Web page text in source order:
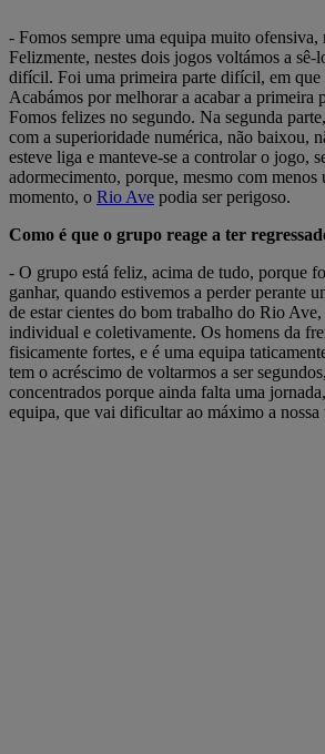
- Fomos sempre uma equipa muito ofensiva,
Felizmente, nestes dois jogos voltámos a
difícil. Foi uma primeira parte difícil, em que
Acabámos por melhorar a acabar a primeira
Fomos felizes no segundo. Na segunda
com a superioridade numérica, não baixou,
esteve liga e manteve-se a controlar o jogo,
adormecimento, porque, mesmo com
momento, o Rio Ave podia ser perigoso.
Como é que o grupo reage a ter
- O grupo está feliz, acima de tudo, porque
ganhar, quando estivemos a perder perante
de estar cientes do bom trabalho do Rio
individual e coletivamente. Os homens da
fisicamente fortes, e é uma equipa
tem o acréscimo de voltarmos a ser
concentrados porque ainda falta uma
equipa, que vai dificultar ao máximo a nossa